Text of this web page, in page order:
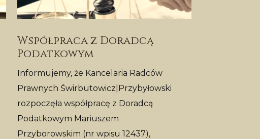
Współpraca z Doradcą
Podatkowym
Informujemy, że Kancelaria Radców
Prawnych Świrbutowicz|Przybyłowski
rozpoczęła współpracę z Doradcą
Podatkowym Mariuszem
Przyborowskim (nr wpisu 12437),